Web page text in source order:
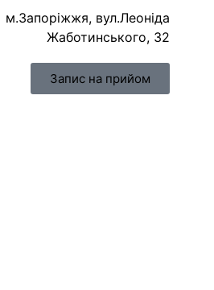
м.Запоріжжя, вул.Леоніда
Жаботинського, 32
Запис на прийом